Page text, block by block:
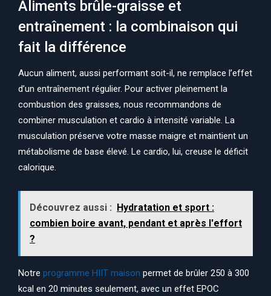
Aliments brûle-graisse et
entraînement : la combinaison qui
fait la différence
Aucun aliment, aussi performant soit-il, ne remplace l’effet
d’un entraînement régulier. Pour activer pleinement la
combustion des graisses, nous recommandons de
combiner musculation et cardio à intensité variable. La
musculation préserve votre masse maigre et maintient un
métabolisme de base élevé. Le cardio, lui, creuse le déficit
calorique.
Découvrez aussi : Hydratation et sport :
combien boire avant, pendant et après l'effort
?
Notre programme HIIT maison permet de brûler 250 à 300
kcal en 20 minutes seulement, avec un effet EPOC